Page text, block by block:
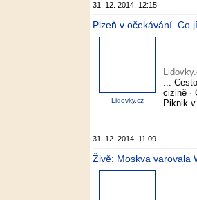
31. 12. 2014, 12:15
Plzeň v očekávání. Co
Lidovky.cz
...
cizině ·
Piknik
31. 12. 2014, 11:09
Živě: Moskva varovala